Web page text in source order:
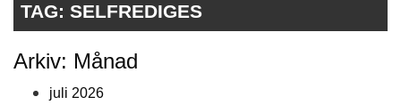
TAG: SELFREDIGES
Arkiv: Månad
juli 2026